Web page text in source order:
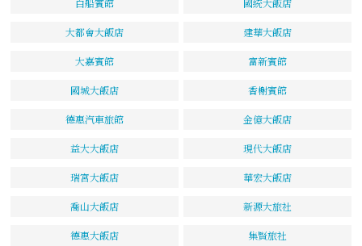
大都會大飯店 建華大飯店
大嘉賓館 富新賓館
國城大飯店 香榭賓館
德惠汽車旅館 金億大飯店
益大大飯店 現代大飯店
瑞宮大飯店 華宏大飯店
喬山大飯店 新源大旅社
德惠大飯店 集賢旅社